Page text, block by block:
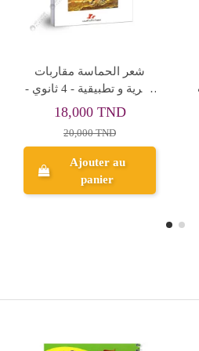
4S* رسالة الغفران متعة
الادب وجراة النقد
9,000 TND
10,000 TND
Ajouter au
panier